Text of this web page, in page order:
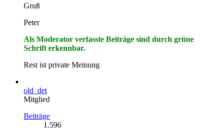
Gruß
Peter
Als Moderator verfasste Beiträge sind durch grüne
Schrift erkennbar.
Rest ist private Meinung
old_det
Mitglied
Beiträge
1.596